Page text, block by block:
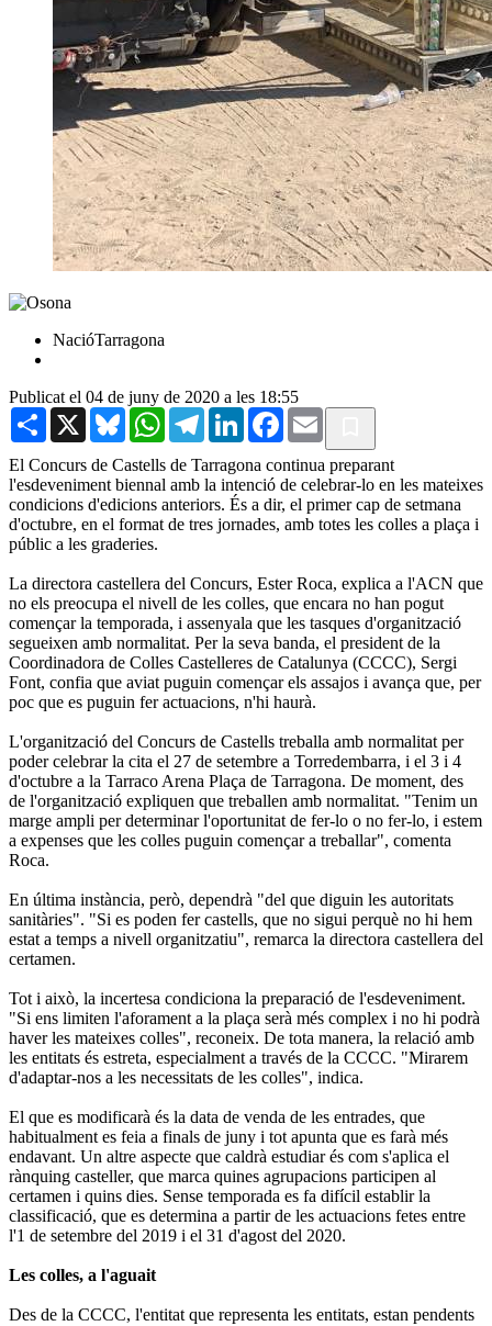
NacióTarragona
Publicat el 04 de juny de 2020 a les 18:55
Share X BlueskyWhatsAppTelegramLinkedInFacebook
Email
El Concurs de Castells de Tarragona continua preparant
l'esdeveniment biennal amb la intenció de celebrar-lo en les mateixes
condicions d'edicions anteriors. És a dir, el primer cap de setmana
d'octubre, en el format de tres jornades, amb totes les colles a plaça i
públic a les graderies.
La directora castellera del Concurs, Ester Roca, explica a l'ACN que
no els preocupa el nivell de les colles, que encara no han pogut
començar la temporada, i assenyala que les tasques d'organització
segueixen amb normalitat. Per la seva banda, el president de la
Coordinadora de Colles Castelleres de Catalunya (CCCC), Sergi
Font, confia que aviat puguin començar els assajos i avança que, per
poc que es puguin fer actuacions, n'hi haurà.
L'organització del Concurs de Castells treballa amb normalitat per
poder celebrar la cita el 27 de setembre a Torredembarra, i el 3 i 4
d'octubre a la Tarraco Arena Plaça de Tarragona. De moment, des
de l'organització expliquen que treballen amb normalitat. "Tenim un
marge ampli per determinar l'oportunitat de fer-lo o no fer-lo, i estem
a expenses que les colles puguin començar a treballar", comenta
Roca.
En última instància, però, dependrà "del que diguin les autoritats
sanitàries". "Si es poden fer castells, que no sigui perquè no hi hem
estat a temps a nivell organitzatiu", remarca la directora castellera del
certamen.
Tot i això, la incertesa condiciona la preparació de l'esdeveniment.
"Si ens limiten l'aforament a la plaça serà més complex i no hi podrà
haver les mateixes colles", reconeix. De tota manera, la relació amb
les entitats és estreta, especialment a través de la CCCC. "Mirarem
d'adaptar-nos a les necessitats de les colles", indica.
El que es modificarà és la data de venda de les entrades, que
habitualment es feia a finals de juny i tot apunta que es farà més
endavant. Un altre aspecte que caldrà estudiar és com s'aplica el
rànquing casteller, que marca quines agrupacions participen al
certamen i quins dies. Sense temporada es fa difícil establir la
classificació, que es determina a partir de les actuacions fetes entre
l'1 de setembre del 2019 i el 31 d'agost del 2020.
Les colles, a l'aguait
Des de la CCCC, l'entitat que representa les entitats, estan pendents